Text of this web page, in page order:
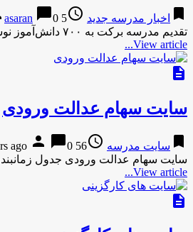
bookmark اخبار مدرسه جدید access_time
5 years ago
asaran chat_bubble0
تقدیم مدرسه برکت به ۷۰۰ دانش‌آموز نوشهری با دستور رهبر انقلاب مدرسه ۱۲ کلاسه برکت روستای نیرنگ شهرستان نوشهر با …
View article...
description
سایت سهام عدالت ورودی
bookmark سایت مدرسه access_time
56 years ago
person chat_bubble0
سایت سهام عدالت ورودی جدول
View article...
description